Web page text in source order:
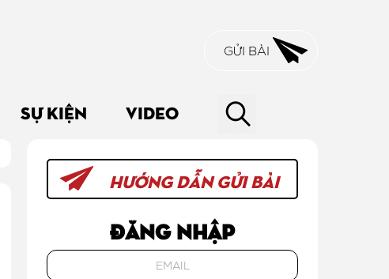
GỬI BÀI
SỰ KIỆN VIDEO
HƯỚNG DẪN GỬI BÀI
Đăng nhập